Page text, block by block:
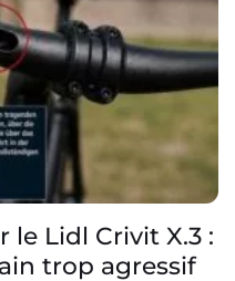
le Lidl Crivit X.3 :
trop agressif